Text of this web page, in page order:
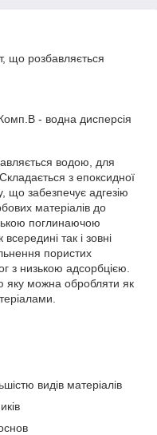
що розбавляється
- водна дисперсія
водою, для
з епоксидної
що забезпечує адгезію
матеріалів до
поглинаючою
так і зовні
пористих
з низькою адсорбцією.
яку можна обробляти як
видів матеріалів